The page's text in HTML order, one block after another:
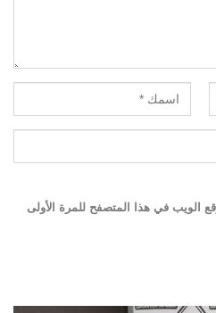
الويب في هذا المتصفح للمرة الأولى